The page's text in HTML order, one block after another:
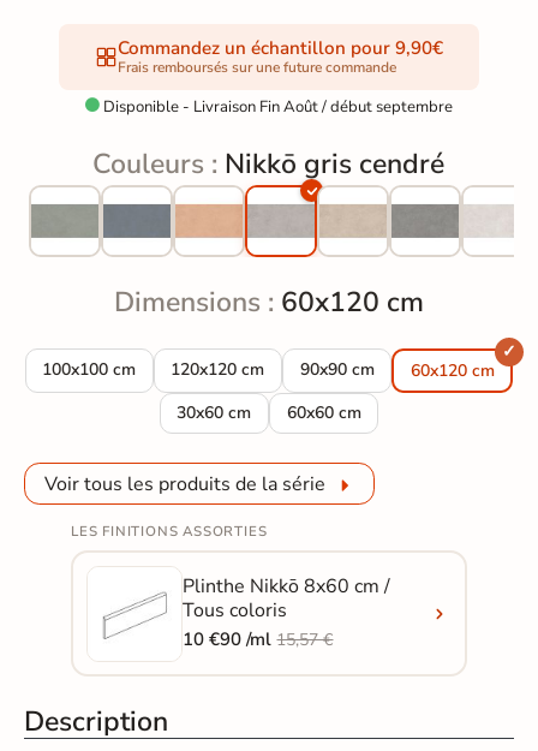
Commandez un échantillon pour 9,90€
Frais remboursés sur une future commande
 Disponible - Livraison Fin Août / début septembre
Couleurs : Nikkō gris cendré
Dimensions : 60x120 cm
100x100 cm
Carrelage sol moderne Nikkō gris cendré 100x100 cm
120x120 cm
Carrelage sol moderne Nikkō gris cendré
90x90 cm
Carrelage sol moderne Nikkō
60x120 cm
30x60 cm
Carrelage sol moderne Nikkō gris cendré
60x60 cm
Carrelage sol moderne Nikkō
Voir tous les produits de la série
LES FINITIONS ASSORTIES
Plinthe Nikkō 8x60 cm /
Tous coloris
10 €90 /ml15,57 €
Description